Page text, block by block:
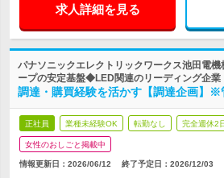
求人詳細を見る
パナソニックエレクトリックワークス池田電
ープの安定基盤◆LED関連のリーディング企業
調達・購買経験を活かす【調達企画】※
正社員 業種未経験OK 転勤なし 完全週休2
女性のおしごと掲載中
情報更新日：2026/06/12 終了予定日： 2026/12/03